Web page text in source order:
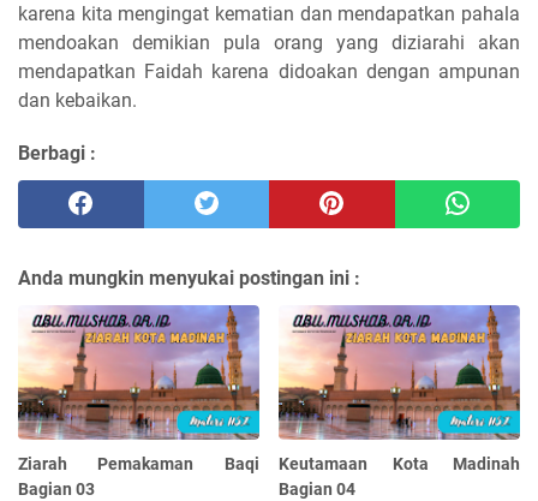
karena kita mengingat kematian dan mendapatkan pahala
mendoakan demikian pula orang yang diziarahi akan
mendapatkan Faidah karena didoakan dengan ampunan
dan kebaikan.
Berbagi :
Anda mungkin menyukai postingan ini :
Ziarah Pemakaman Baqi
Bagian 03
Keutamaan Kota Madinah
Bagian 04